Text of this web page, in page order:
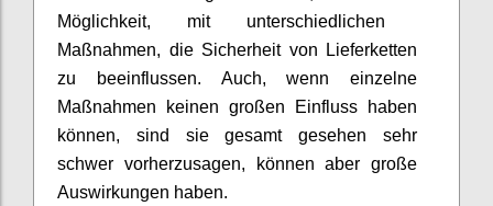
Möglichkeit, mit unterschiedlichen
Maßnahmen, die Sicherheit von
Lieferketten
zu beeinflussen. Auch, wenn einzelne
Maßnahmen keinen großen Einfluss haben
können, sind sie gesamt gesehen
sehr
schwer vorherzusagen, könnenaber große
Auswirkungen haben.